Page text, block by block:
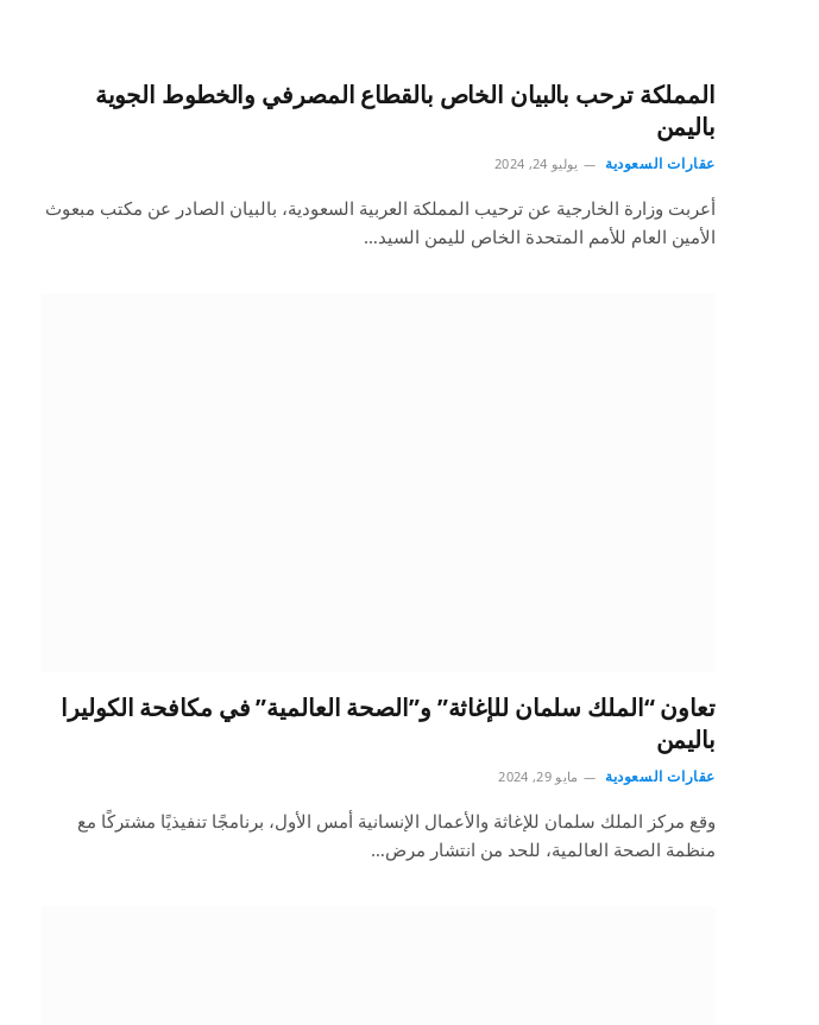
المملكة ترحب بالبيان الخاص بالقطاع المصرفي والخطوط الجوية
باليمن
عقارات السعودية يوليو 24, 2024
أعربت وزارة الخارجية عن ترحيب المملكة العربية السعودية، بالبيان الصادر عن مكتب مبعوث
الأمين العام للأمم المتحدة الخاص لليمن السيد…
تعاون “الملك سلمان للإغاثة” و”الصحة العالمية” في مكافحة الكوليرا
باليمن
عقارات السعودية مايو 29, 2024
وقع مركز الملك سلمان للإغاثة والأعمال الإنسانية أمس الأول، برنامجًا تنفيذيًا مشتركًا مع
منظمة الصحة العالمية، للحد من انتشار مرض…